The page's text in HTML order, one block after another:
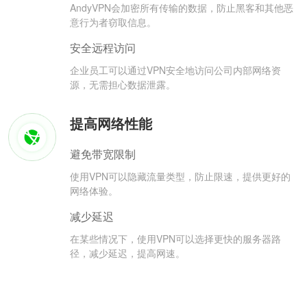
AndyVPN会加密所有传输的数据，防止黑客和其他恶
意行为者窃取信息。
安全远程访问
企业员工可以通过VPN安全地访问公司内部网络资
源，无需担心数据泄露。
提高网络性能
避免带宽限制
使用VPN可以隐藏流量类型，防止限速，提供更好的
网络体验。
减少延迟
在某些情况下，使用VPN可以选择更快的服务器路
径，减少延迟，提高网速。